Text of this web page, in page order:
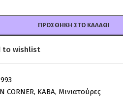
ΠΡΟΣΘΉΚΗ ΣΤΟ ΚΑΛΆΘΙ
to wishlist
993
CORNER, ΚΑΒΑ, Μινιατούρες